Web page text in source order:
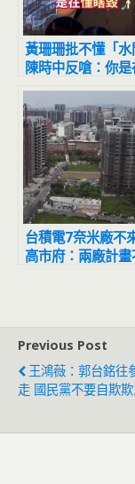
黃珊珊批不懂「水
陳時中反嗆：你
瞎毀
台積電7奈米廠不
高市府：兩廠計
Previous Post
王鴻薇：郭台銘往
走 國民黨不要自欺